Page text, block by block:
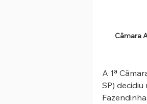
Câmara
A 1ª
SP)